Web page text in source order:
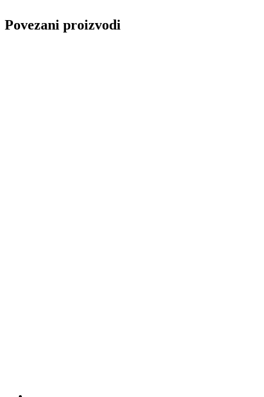
Povezani proizvodi